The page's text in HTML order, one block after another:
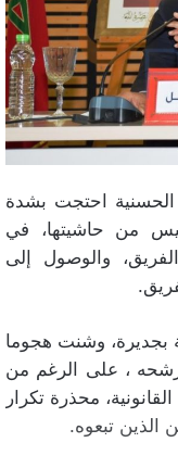
احتجت بشدة
من حاشيتها، في
والوصول إلى
بجديرة، وشنت هجوما
، على الرغم من
محذرة تكرار
الذين تبعوه.